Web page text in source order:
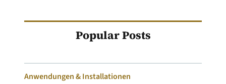
Popular Posts
Anwendungen & Installationen